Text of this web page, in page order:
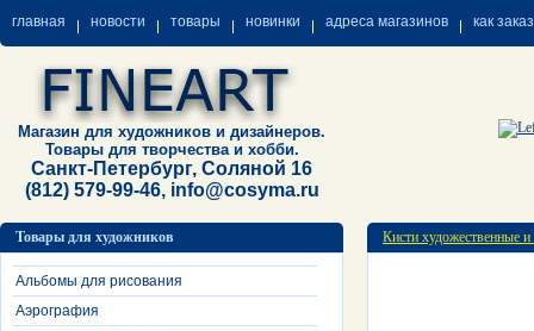
главная новости товары новинки адреса магазинов как
Магазин для художников и дизайнеров.
Товары для творчества и хобби.
Санкт-Петербург, Соляной 16
(812) 579-99-46, info@cosyma.ru
Товары для художников
Альбомы для рисования
Аэрография
Кисти художественные